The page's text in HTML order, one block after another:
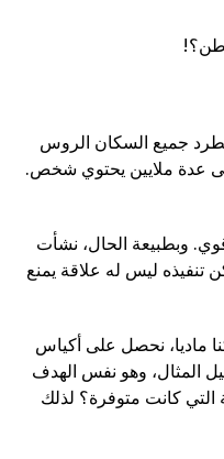
جميع السكان الروس
عدة ملايين يحتوي شخص.
وبطبيعة الحال، نشأت
تنفيذه ليس له علاقة يمنع
ماديا، نحصل على أكياس
المثال، وهو نفس الهدف
التي كانت متوفرة؟ لذلك